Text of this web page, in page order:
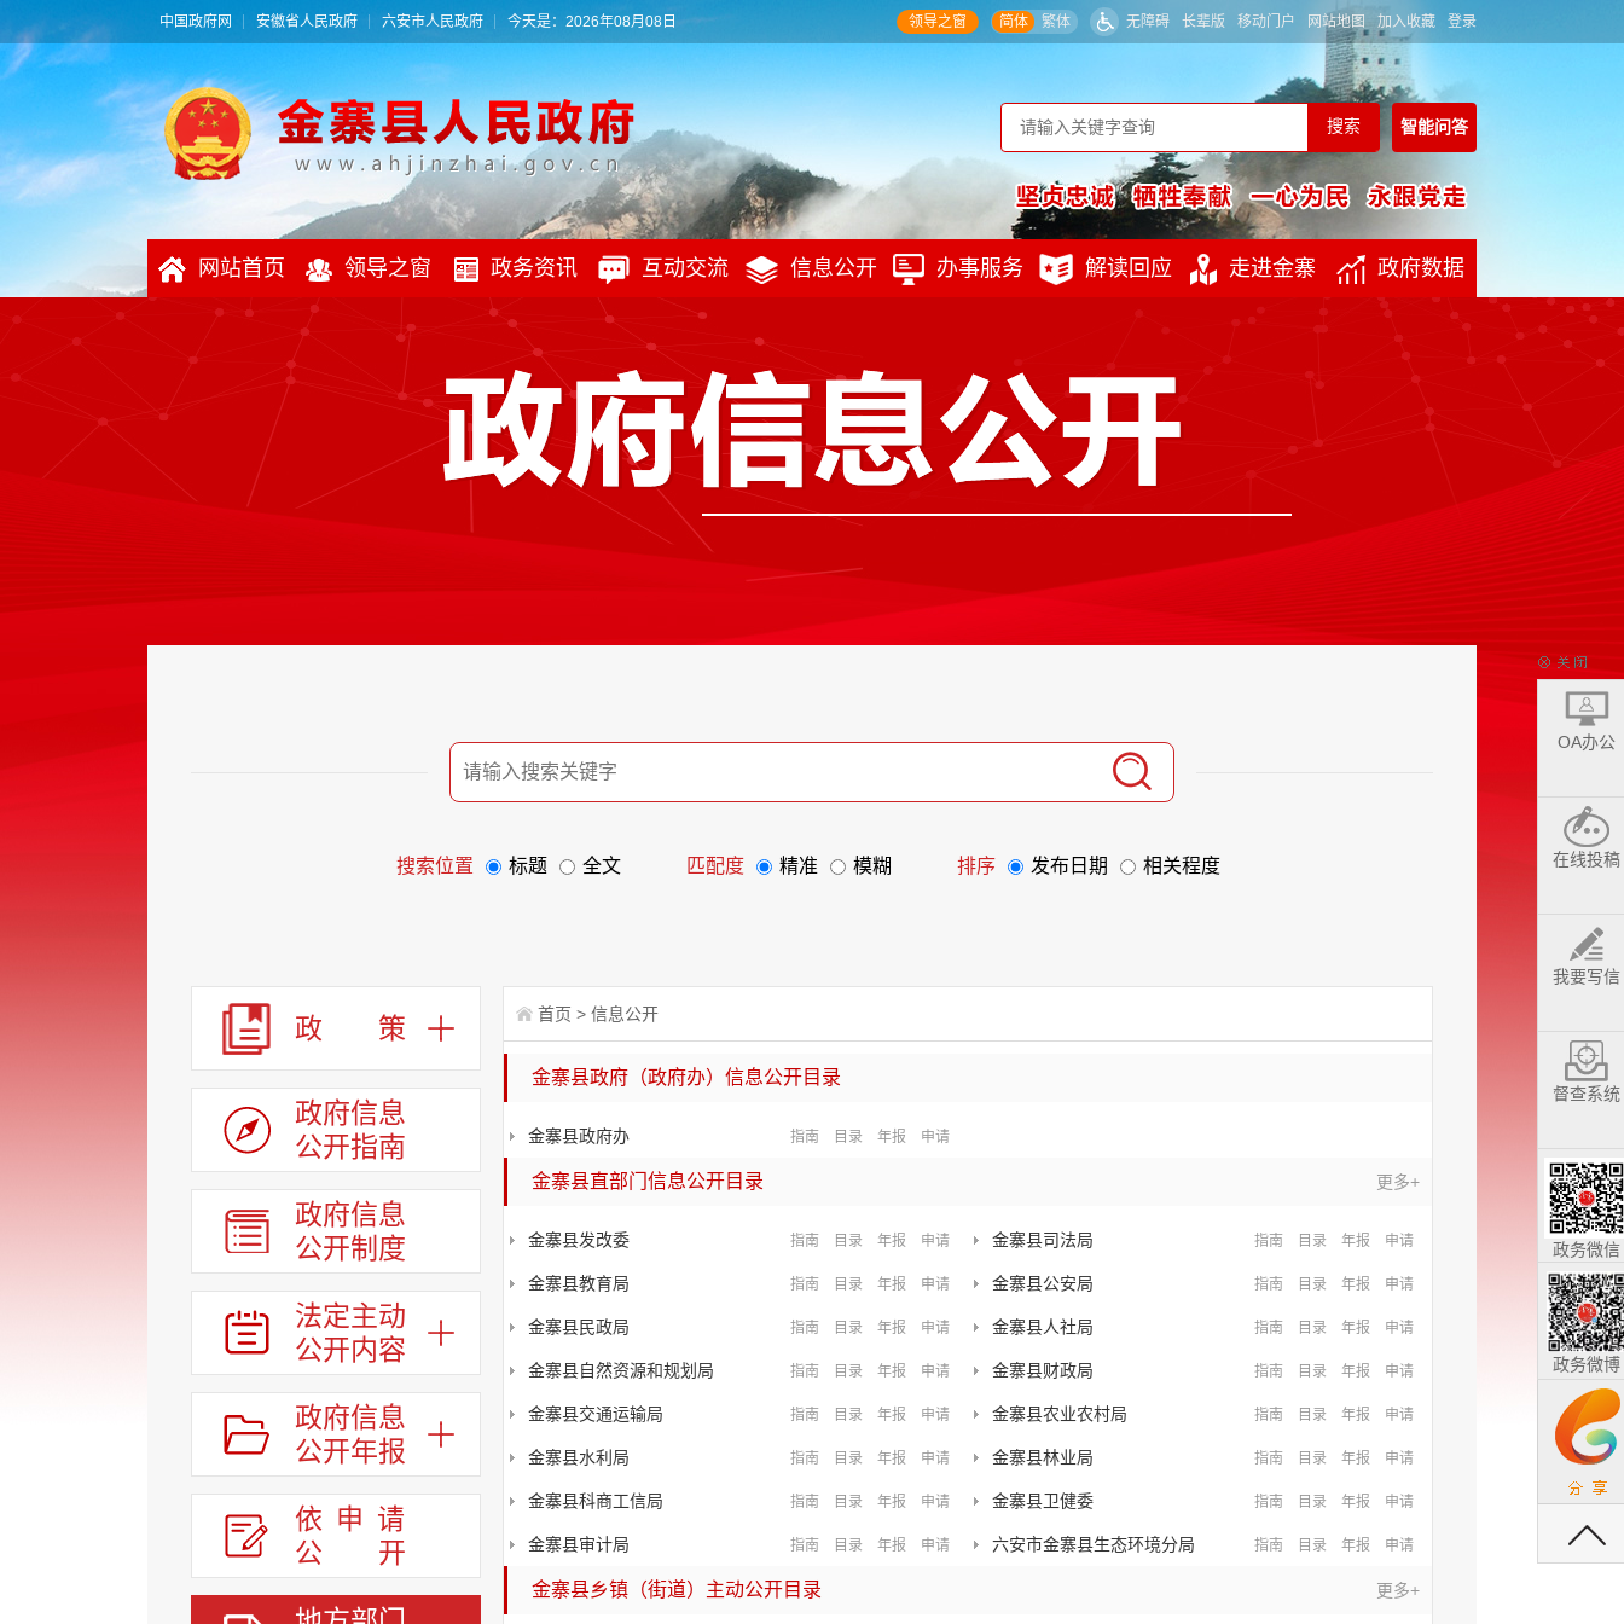
中国政府网 安徽省人民政府 六安市人民政府 今天是：2026年08月08日 领导之窗 简体 繁体 无障碍 长辈版 移动门户 网站地图 加入收藏 登录
智能问答
网站首页 领导之窗 政务资讯 互动交流 信息公开 办事服务 解读回应 走进金寨 政府数据
搜索位置 标题 全文 匹配度 精准 模糊 排序 发布日期 相关程度
政 策
政府信息
公开指南
政府信息
公开制度
法定主动
公开内容
政府信息
公开年报
依申请
公
开
首页 > 信息公开
金寨县政府（政府办）信息公开目录
指南 目录 年报 申请
金寨县政府办
更多+
金寨县直部门信息公开目录
指南 目录 年报 申请
金寨县发改委 指南 目录 年报 申请
金寨县司法局
指南 目录 年报 申请
金寨县教育局 指南 目录 年报 申请
金寨县公安局
指南 目录 年报 申请
金寨县民政局 指南 目录 年报 申请
金寨县人社局
指南 目录 年报 申请
金寨县自然资源和规划局 指南 目录 年报 申请
金寨县财政局
指南 目录 年报 申请
金寨县交通运输局 指南 目录 年报 申请
金寨县农业农村局
指南 目录 年报 申请
金寨县水利局 指南 目录 年报 申请
金寨县林业局
指南 目录 年报 申请
金寨县科商工信局 指南 目录 年报 申请
金寨县卫健委
指南 目录 年报 申请
金寨县审计局 指南 目录 年报 申请
六安市金寨县生态环境分局
更多+
金寨县乡镇（街道）主动公开目录
OA办公
在线投稿
我要写信
督查系统
政务微信
政务微博